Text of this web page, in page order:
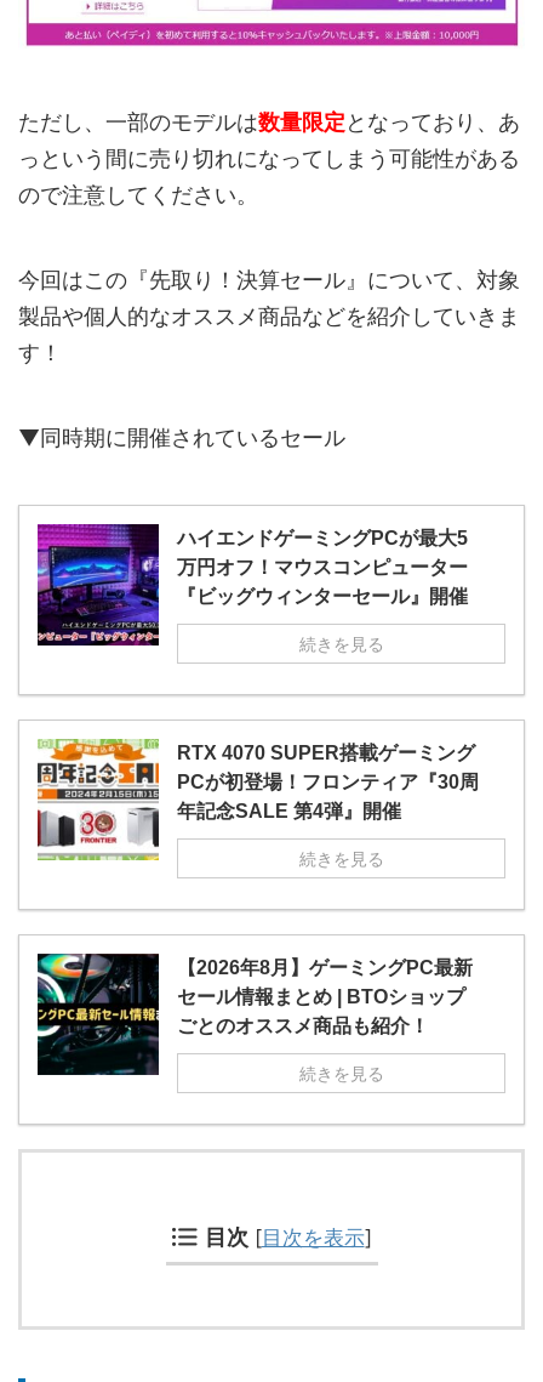
ただし、一部のモデルは数量限定となっており、あ
っという間に売り切れになってしまう可能性がある
ので注意してください。
今回はこの『先取り！決算セール』について、対象
製品や個人的なオススメ商品などを紹介していきま
す！
▼同時期に開催されているセール
ハイエンドゲーミングPCが最大5
万円オフ！マウスコンピューター
『ビッグウィンターセール』開催
続きを見る
RTX 4070 SUPER搭載ゲーミング
PCが初登場！フロンティア『30周
年記念SALE 第4弾』開催
続きを見る
【2026年8月】ゲーミングPC最新
セール情報まとめ | BTOショップ
ごとのオススメ商品も紹介！
続きを見る
目次 [目次を表示]